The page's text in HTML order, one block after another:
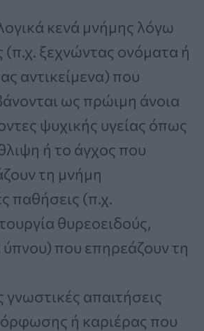
κενά μνήμης λόγω
(π.χ. ξεχνώντας ονόματα ή
αντικείμενα) που
ως πρώιμη άνοια
ψυχικής υγείας όπως
ή το άγχος που
τη μνήμη
παθήσεις (π.χ.
θυρεοειδούς,
ύπνου) που επηρεάζουν τη
απαιτήσεις
ή καριέρας που